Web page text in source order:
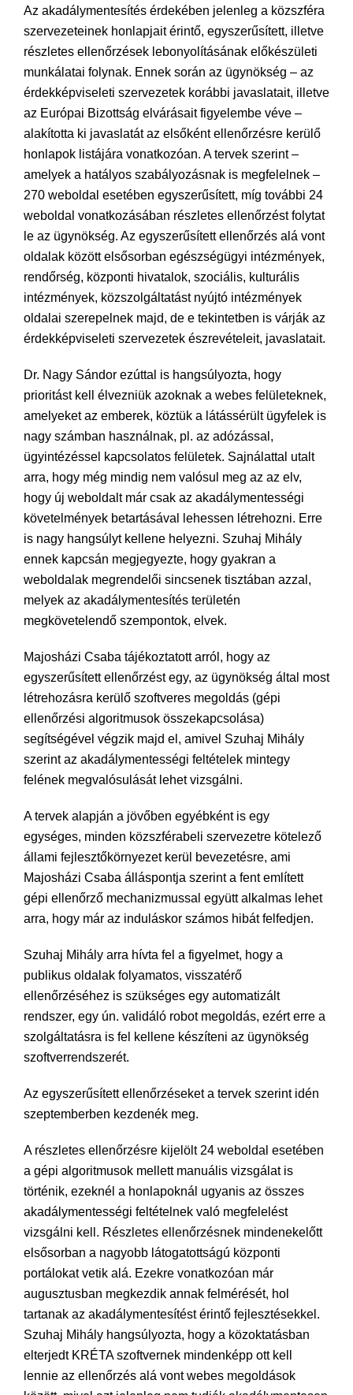
Az akadálymentesítés érdekében jelenleg a közszféra
szervezeteinek honlapjait érintő, egyszerűsített, illetve
részletes ellenőrzések lebonyolításának előkészületi
munkálatai folynak. Ennek során az ügynökség – az
érdekképviseleti szervezetek korábbi javaslatait, illetve
az Európai Bizottság elvárásait figyelembe véve –
alakította ki javaslatát az elsőként ellenőrzésre kerülő
honlapok listájára vonatkozóan. A tervek szerint –
amelyek a hatályos szabályozásnak is megfelelnek –
270 weboldal esetében egyszerűsített, míg további 24
weboldal vonatkozásában részletes ellenőrzést folytat
le az ügynökség. Az egyszerűsített ellenőrzés alá vont
oldalak között elsősorban egészségügyi intézmények,
rendőrség, központi hivatalok, szociális, kulturális
intézmények, közszolgáltatást nyújtó intézmények
oldalai szerepelnek majd, de e tekintetben is várják az
érdekképviseleti szervezetek észrevételeit, javaslatait.
Dr. Nagy Sándor ezúttal is hangsúlyozta, hogy
prioritást kell élvezniük azoknak a webes felületeknek,
amelyeket az emberek, köztük a látássérült ügyfelek is
nagy számban használnak, pl. az adózással,
ügyintézéssel kapcsolatos felületek. Sajnálattal utalt
arra, hogy még mindig nem valósul meg az az elv,
hogy új weboldalt már csak az akadálymentességi
követelmények betartásával lehessen létrehozni. Erre
is nagy hangsúlyt kellene helyezni. Szuhaj Mihály
ennek kapcsán megjegyezte, hogy gyakran a
weboldalak megrendelői sincsenek tisztában azzal,
melyek az akadálymentesítés területén
megkövetelendő szempontok, elvek.
Majosházi Csaba tájékoztatott arról, hogy az
egyszerűsített ellenőrzést egy, az ügynökség által most
létrehozásra kerülő szoftveres megoldás (gépi
ellenőrzési algoritmusok összekapcsolása)
segítségével végzik majd el, amivel Szuhaj Mihály
szerint az akadálymentességi feltételek mintegy
felének megvalósulását lehet vizsgálni.
A tervek alapján a jövőben egyébként is egy
egységes, minden közszférabeli szervezetre kötelező
állami fejlesztőkörnyezet kerül bevezetésre, ami
Majosházi Csaba álláspontja szerint a fent említett
gépi ellenőrző mechanizmussal együtt alkalmas lehet
arra, hogy már az induláskor számos hibát felfedjen.
Szuhaj Mihály arra hívta fel a figyelmet, hogy a
publikus oldalak folyamatos, visszatérő
ellenőrzéséhez is szükséges egy automatizált
rendszer, egy ún. validáló robot megoldás, ezért erre a
szolgáltatásra is fel kellene készíteni az ügynökség
szoftverrendszerét.
Az egyszerűsített ellenőrzéseket a tervek szerint idén
szeptemberben kezdenék meg.
A részletes ellenőrzésre kijelölt 24 weboldal esetében
a gépi algoritmusok mellett manuális vizsgálat is
történik, ezeknél a honlapoknál ugyanis az összes
akadálymentességi feltételnek való megfelelést
vizsgálni kell. Részletes ellenőrzésnek mindenekelőtt
elsősorban a nagyobb látogatottságú központi
portálokat vetik alá. Ezekre vonatkozóan már
augusztusban megkezdik annak felmérését, hol
tartanak az akadálymentesítést érintő fejlesztésekkel.
Szuhaj Mihály hangsúlyozta, hogy a közoktatásban
elterjedt KRÉTA szoftvernek mindenképp ott kell
lennie az ellenőrzés alá vont webes megoldások